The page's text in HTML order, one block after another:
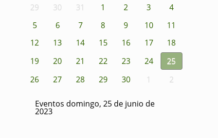
29 30 31 1 2 3
4
5
6 7 8 9 10
11
12
13 14 15 16 17
18
19
20 21 22 23 24
25
26
27 28 29 30 1 2
Eventos domingo, 25 de junio de
2023